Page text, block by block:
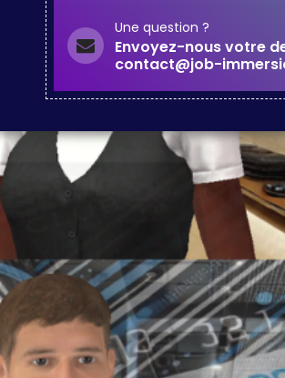
Une question ?
Envoyez-nous votre
contact@job-